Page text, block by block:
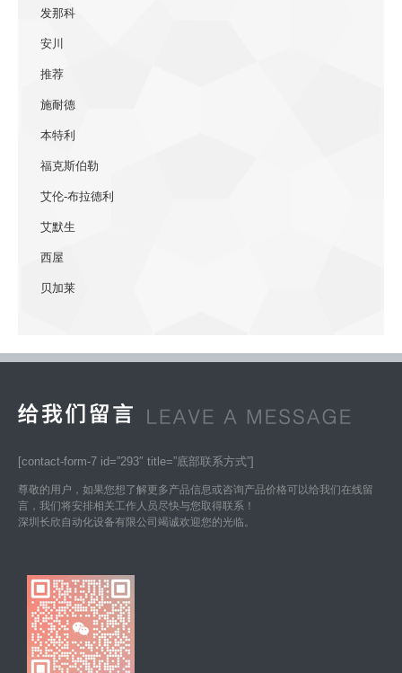
发那科
安川
推荐
施耐德
本特利
福克斯伯勒
艾伦-布拉德利
艾默生
西屋
贝加莱
[contact-form-7 id=”293″ title=”底部联系方式”]
尊敬的用户，如果您想了解更多产品信息或咨询产品价格可以给我们在线留
言，我们将安排相关工作人员尽快与您取得联系！
深圳长欣自动化设备有限公司竭诚欢迎您的光临。